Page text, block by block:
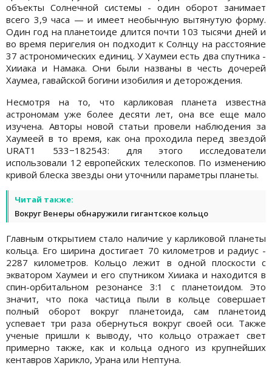
объекты Солнечной системы - один оборот занимает
всего 3,9 часа — и имеет необычную вытянутую форму.
Один год на планетоиде длится почти 103 тысячи дней и
во время перигелия он подходит к Солнцу на расстояние
37 астрономических единиц. У Хаумеи есть два спутника -
Хииака и Намака. Они были названы в честь дочерей
Хаумеа, гавайской богини изобилия и деторождения.
Несмотря на то, что карликовая планета известна
астрономам уже более десяти лет, она все еще мало
изучена. Авторы новой статьи провели наблюдения за
Хаумеей в то время, как она проходила перед звездой
URAT1 533−182543: для этого исследователи
использовали 12 европейских телескопов. По изменению
кривой блеска звезды они уточнили параметры планеты.
Читай также:
Вокруг Венеры обнаружили гигантское кольцо
Главным открытием стало наличие у карликовой планеты
кольца. Его ширина достигает 70 километров и радиус -
2287 километров. Кольцо лежит в одной плоскости с
экватором Хаумеи и его спутником Хииака и находится в
спин-орбитальном резонансе 3:1 с планетоидом. Это
значит, что пока частица пыли в кольце совершает
полный оборот вокруг планетоида, сам планетоид
успевает три раза обернуться вокруг своей оси. Также
ученые пришли к выводу, что кольцо отражает свет
примерно также, как и кольца одного из крупнейших
кентавров Харикло, Урана или Нептуна.